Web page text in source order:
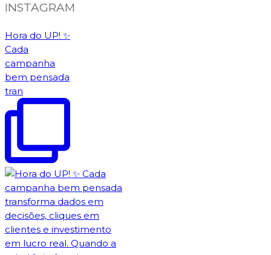
INSTAGRAM
Hora do UP! ✨️
Cada
campanha
bem pensada
tran